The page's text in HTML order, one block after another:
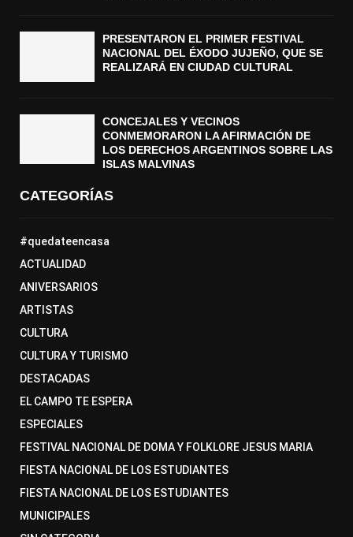
PRESENTARON EL PRIMER FESTIVAL
NACIONAL DEL ÉXODO JUJEÑO, QUE SE
REALIZARÁ EN CIUDAD CULTURAL
CONCEJALES Y VECINOS
CONMEMORARON LA AFIRMACIÓN DE
LOS DERECHOS ARGENTINOS SOBRE LAS
ISLAS MALVINAS
CATEGORÍAS
#quedateencasa
ACTUALIDAD
ANIVERSARIOS
ARTISTAS
CULTURA
CULTURA Y TURISMO
DESTACADAS
EL CAMPO TE ESPERA
ESPECIALES
FESTIVAL NACIONAL DE DOMA Y FOLKLORE JESUS MARIA
FIESTA NACIONAL DE LOS ESTUDIANTES
FIESTA NACIONAL DE LOS ESTUDIANTES
MUNICIPALES